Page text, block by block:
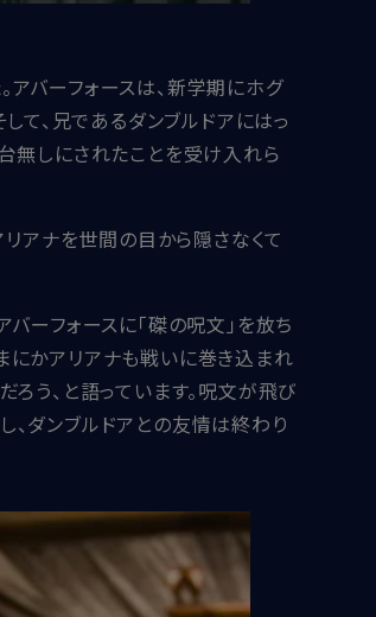
バーフォースは、新学期にホグ
て、兄であるダンブルドアにはっ
無しにされたことを受け入れら
リアナを世間の目から隠さなくて
ーフォースに「磔の呪文」を放ち
にかアリアナも戦いに巻き込まれ
う、と語っています。呪文が飛び
、ダンブルドアとの友情は終わり